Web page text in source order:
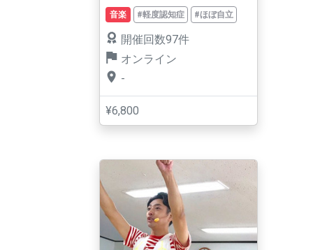
音楽 #軽度認知症 #ほぼ自立
開催回数97件
オンライン
-
¥6,800